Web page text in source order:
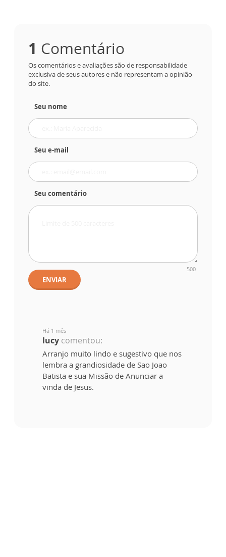
1 Comentário
Os comentários e avaliações são de responsabilidade
exclusiva de seus autores e não representam a opinião
do site.
Seu nome
Seu e-mail
Seu comentário
500
ENVIAR
Há 1 mês
lucy comentou:
Arranjo muito lindo e sugestivo que nos
lembra a grandiosidade de Sao Joao
Batista e sua Missão de Anunciar a
vinda de Jesus.